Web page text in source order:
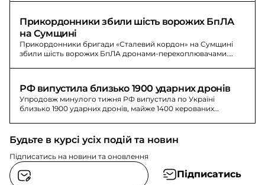
Прикордонники збили шість ворожих БпЛА
на Сумщині
Прикордонники бригади «Сталевий кордон» на Сумщині
збили шість ворожих БпЛА дронами-перехоплювачами.
РФ випустила близько 1900 ударних дронів
Упродовж минулого тижня РФ випустила по Україні
близько 1900 ударних дронів, майже 1400 керованих
Будьте в курсі усіх подій та новин
Підписатись на новини та оновлення
Підписатись